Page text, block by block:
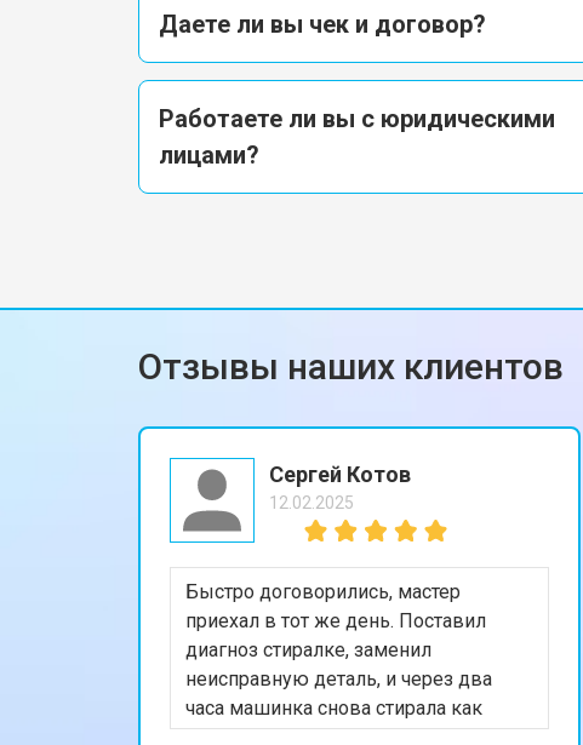
Даете ли вы чек и договор?
Работаете ли вы с юридическими
лицами?
Отзывы наших клиентов
Сергей Котов
12.02.2025
Быстро договорились, мастер
приехал в тот же день. Поставил
диагноз стиралке, заменил
неисправную деталь, и через два
часа машинка снова стирала как